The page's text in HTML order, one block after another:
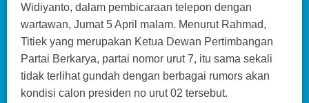
Widiyanto, dalam pembicaraan telepon dengan
wartawan, Jumat 5 April malam. Menurut Rahmad,
Titiek yang merupakan Ketua Dewan Pertimbangan
Partai Berkarya, partai nomor urut 7, itu sama sekali
tidak terlihat gundah dengan berbagai rumors akan
kondisi calon presiden no urut 02 tersebut.